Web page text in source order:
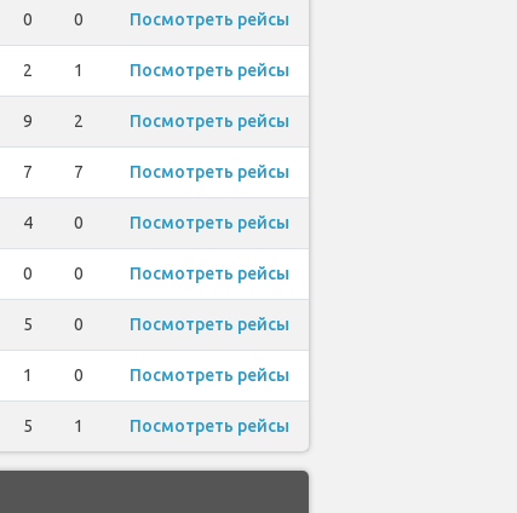
0 0 Посмотреть рейсы
2 1 Посмотреть рейсы
9 2 Посмотреть рейсы
7 7 Посмотреть рейсы
4 0 Посмотреть рейсы
0 0 Посмотреть рейсы
5 0 Посмотреть рейсы
1 0 Посмотреть рейсы
5 1 Посмотреть рейсы